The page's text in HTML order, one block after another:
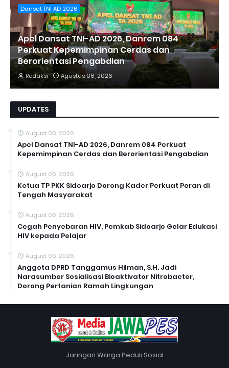
Dansat TNI AD 2026
Apel Dansat TNI-AD 2026, Danrem 084
Perkuat Kepemimpinan Cerdas dan
Berorientasi Pengabdian
Redaksi Agustus 06, 2026
UPDATES
August 06, 2026
Apel Dansat TNI-AD 2026, Danrem 084 Perkuat
Kepemimpinan Cerdas dan Berorientasi Pengabdian
August 06, 2026
Ketua TP PKK Sidoarjo Dorong Kader Perkuat Peran di
Tengah Masyarakat
August 06, 2026
Cegah Penyebaran HIV, Pemkab Sidoarjo Gelar Edukasi
HIV kepada Pelajar
August 06, 2026
Anggota DPRD Tanggamus Hilman, S.H. Jadi
Narasumber Sosialisasi Bioaktivator Nitrobacter,
Dorong Pertanian Ramah Lingkungan
Jaringan Warga Peduli Sosial